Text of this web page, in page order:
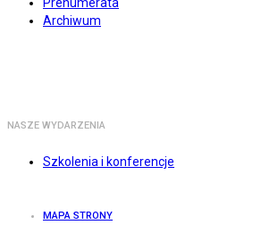
Archiwum
NASZE WYDARZENIA
Szkolenia i konferencje
MAPA STRONY